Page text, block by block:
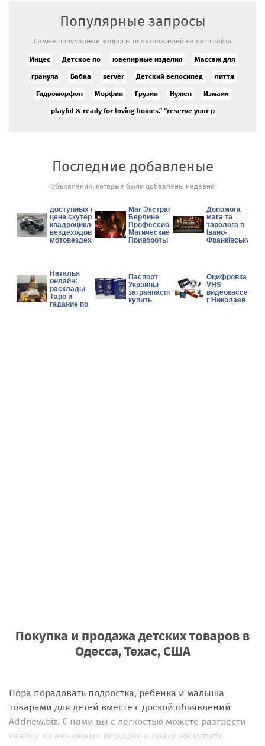
Популярные запросы
Самые популярные запросы пользователей нашего сайта
Инцес Детское по ювелирные изделия Массаж для
гранула Бабка server Детский велосипед лиття
Гидроморфон Морфин Грузин Нужен Измаил
playful & ready for loving homes.” “reserve your p
Последние добавленые
Объявления, которые были добавлены недавно
доступных по
цене скутеров,
квадроциклов,
вездеходов и
мотовездеходов
Маг Экстрасенс в
Берлине
Профессиональные
Магические Услуги
Привороты Гадание
Допомога
мага та
таролога в
Івано-
Франківську.
Наталья
онлайн:
расклады
Таро и
гадание по
Паспорт
Украины
загранпаспорт
купить
Оцифровка
VHS
видеокассет
г Николаев
Покупка и продажа детских товаров в
Одесса, Техас, США
Пора порадовать подростка, ребенка и малыша
товарами для детей вместе с доской объявлений
Addnew.biz. С нами вы с легкостью можете разгрести
свалку из ненужных игрушек и сразу же купить